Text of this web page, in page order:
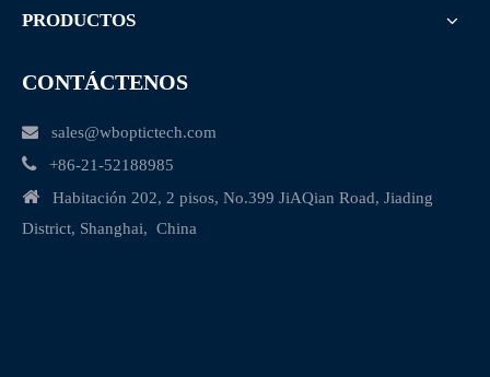
PRODUCTOS
CONTÁCTENOS
 sales@wboptictech.com
 +86-21-52188985
 Habitación 202, 2 pisos, No.399 JiAQian Road, Jiading
District, Shanghai, China